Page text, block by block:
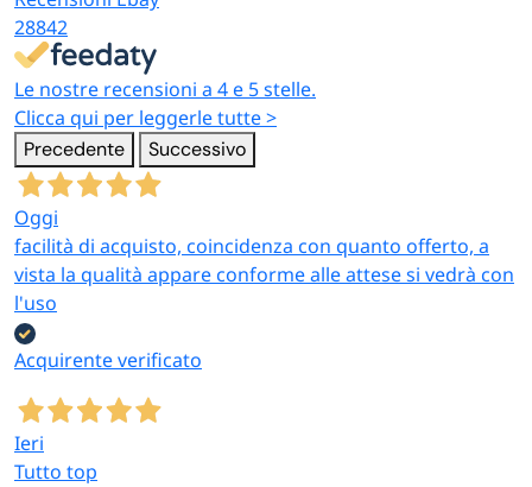
28842
Le nostre recensioni a 4 e 5 stelle.
Clicca qui per leggerle tutte >
Precedente Successivo
Oggi
facilità di acquisto, coincidenza con quanto offerto, a
vista la qualità appare conforme alle attese si vedrà con
l'uso
Acquirente verificato
Ieri
Tutto top